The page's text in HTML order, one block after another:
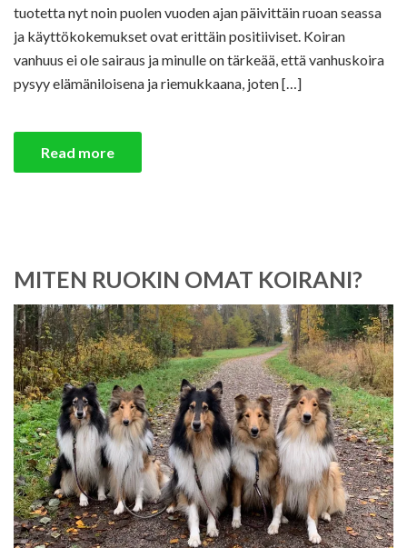
tuotetta nyt noin puolen vuoden ajan päivittäin ruoan seassa
ja käyttökokemukset ovat erittäin positiiviset. Koiran
vanhuus ei ole sairaus ja minulle on tärkeää, että vanhuskoira
pysyy elämäniloisena ja riemukkaana, joten […]
Read more
MITEN RUOKIN OMAT KOIRANI?